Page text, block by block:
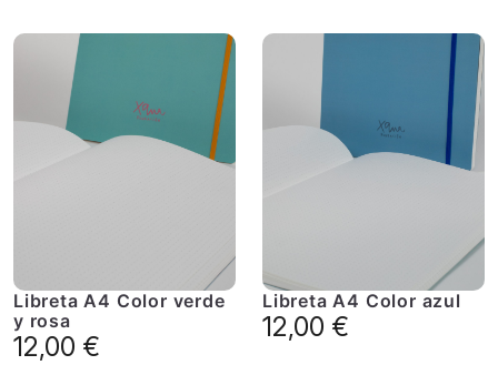
Libreta A4 Color verde
y rosa
12,00 €
Libreta A4 Color azul
12,00 €